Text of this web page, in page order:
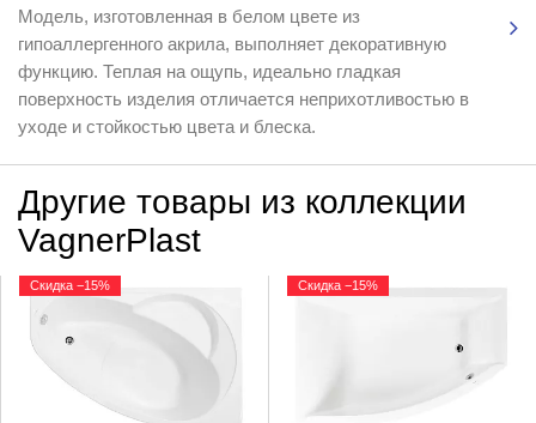
Модель, изготовленная в белом цвете из
гипоаллергенного акрила, выполняет декоративную
функцию. Теплая на ощупь, идеально гладкая
поверхность изделия отличается неприхотливостью в
уходе и стойкостью цвета и блеска.
Другие товары из коллекции
VagnerPlast
Скидка −15% Скидка −15%